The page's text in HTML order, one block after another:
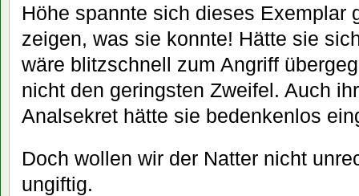
Höhe spannte sich dieses Exemplar
zeigen, was sie konnte! Hätte sie
wäre blitzschnell zum Angriff
nicht den geringsten Zweifel. Auch
Analsekret hätte sie bedenkenlos
Doch wollen wir der Natter nicht
ungiftig.